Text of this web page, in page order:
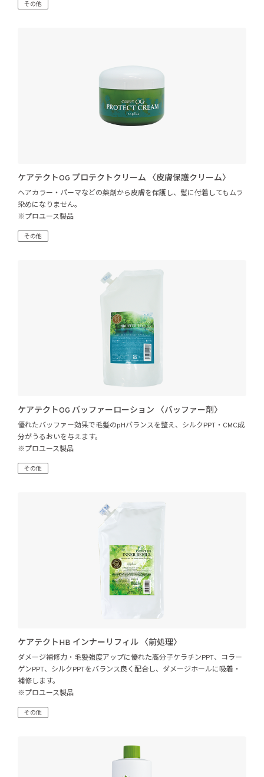
その他
ケアテクトOG プロテクトクリーム 〈皮膚保護クリーム〉
ヘアカラー・パーマなどの薬剤から皮膚を保護し、髪に付着してもムラ
染めになりません。
※プロユース製品
その他
ケアテクトOG バッファーローション 〈バッファー剤〉
優れたバッファー効果で毛髪のpHバランスを整え、シルクPPT・CMC成
分がうるおいを与えます。
※プロユース製品
その他
ケアテクトHB インナーリフィル 〈前処理〉
ダメージ補修力・毛髪強度アップに優れた高分子ケラチンPPT、コラー
ゲンPPT、シルクPPTをバランス良く配合し、ダメージホールに吸着・
補修します。
※プロユース製品
その他